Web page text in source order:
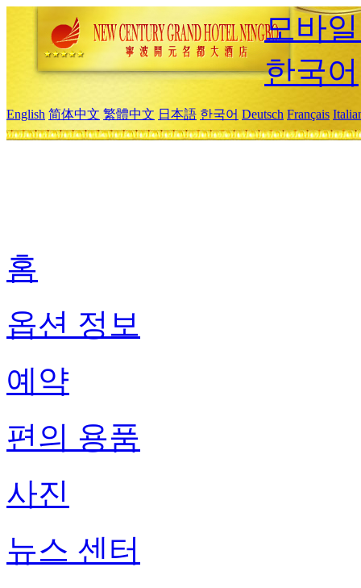
모바
한국어
English 简体中文 繁體中文 日本語 한국어 Deutsch Français
홈
옵션 정보
예약
편의 용품
사진
뉴스 센터